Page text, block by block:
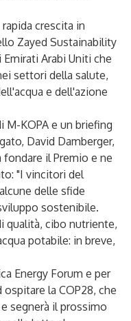
crescita in
Zayed Sustainability
Arabi Uniti che
settori della salute,
e dell'azione
M-KOPA e un briefing
David Damberger,
fondare il Premio e ne
"I vincitori del
delle sfide
sostenibile.
qualità, cibo nutriente,
potabile: in breve,
Energy Forum e per
la COP28, che
segnerà il prossimo